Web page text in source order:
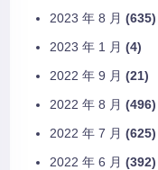
2023 年 8 月 (635)
2023 年 1 月 (4)
2022 年 9 月 (21)
2022 年 8 月 (496)
2022 年 7 月 (625)
2022 年 6 月 (392)